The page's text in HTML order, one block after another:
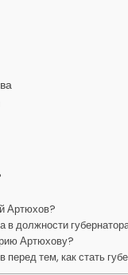
Артюхов?
в должности
Артюхову?
тем, как стать